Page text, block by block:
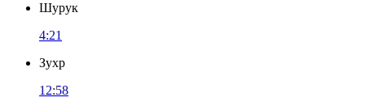
Шурук
4:21
Зухр
12:58